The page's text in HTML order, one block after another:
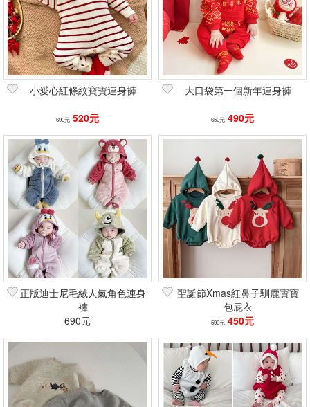
小愛心紅條紋寶寶連身褲
690元 520元
大口袋第一個新年連身褲
650元 490元
正版迪士尼毛絨人氣角色連身
褲
690元
聖誕節Xmas紅鼻子馴鹿寶寶
包屁衣
590元 450元